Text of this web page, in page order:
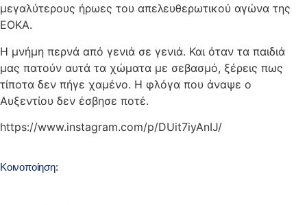
μεγαλύτερους ήρωες του απελευθερωτικού αγώνα της
ΕΟΚΑ.
Η μνήμη περνά από γενιά σε γενιά. Και όταν τα παιδιά
μας πατούν αυτά τα χώματα με σεβασμό, ξέρεις πως
τίποτα δεν πήγε χαμένο. Η φλόγα που άναψε ο
Αυξεντίου δεν έσβησε ποτέ.
https://www.instagram.com/p/DUit7iyAnIJ/
Κοινοποίηση: